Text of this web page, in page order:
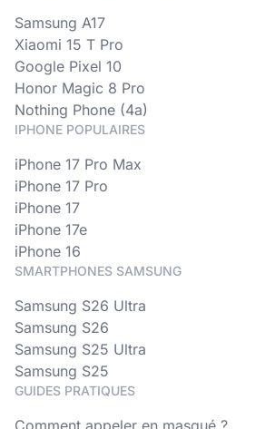
Samsung A17
Xiaomi 15 T Pro
Google Pixel 10
Honor Magic 8 Pro
Nothing Phone (4a)
IPHONE POPULAIRES
iPhone 17 Pro Max
iPhone 17 Pro
iPhone 17
iPhone 17e
iPhone 16
SMARTPHONES SAMSUNG
Samsung S26 Ultra
Samsung S26
Samsung S25 Ultra
Samsung S25
GUIDES PRATIQUES
Comment appeler en masqué ?